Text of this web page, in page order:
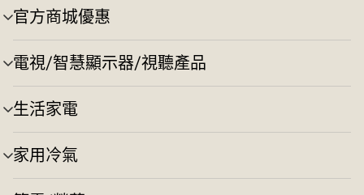
官方商城優惠
選
單
切
換
電視/智慧顯示器/視聽產品
選
單
切
換
生活家電
選
單
切
換
家用冷氣
選
單